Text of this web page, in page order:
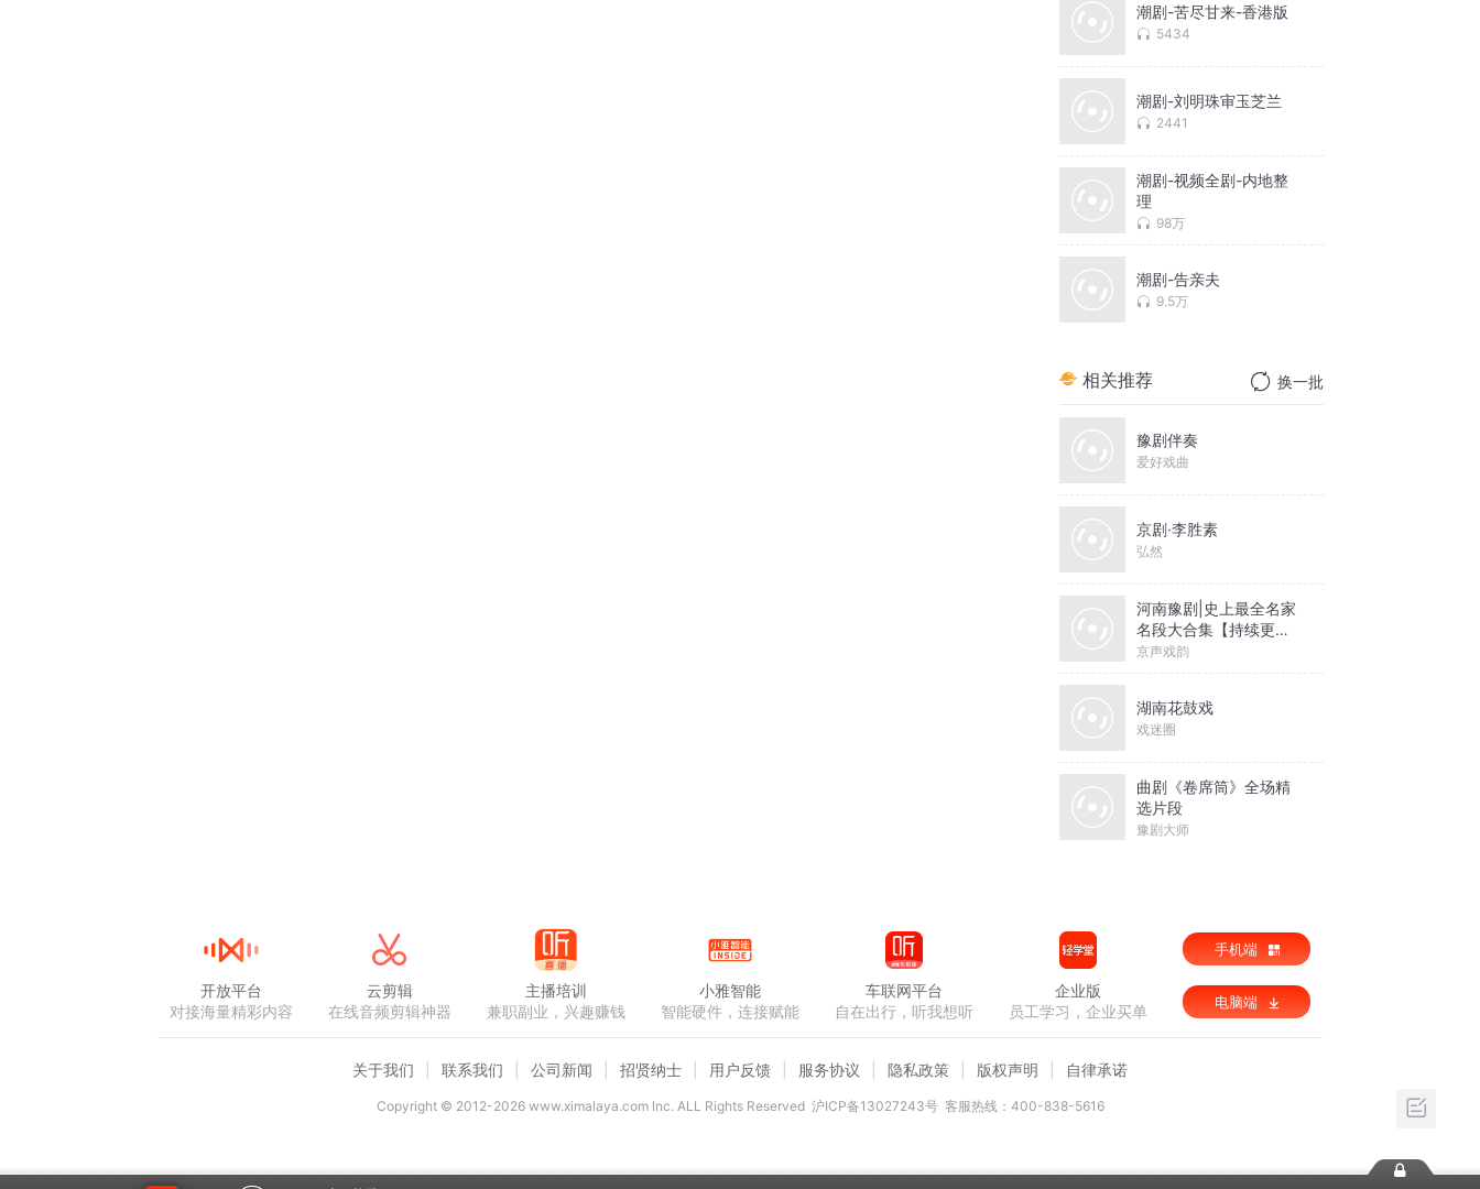
潮剧-苦尽甘来-香港版
5434
潮剧-刘明珠审玉芝兰
2441
潮剧-视频全剧-内地整
理
98万
潮剧-告亲夫
9.5万
相关推荐 换一批
豫剧伴奏
爱好戏曲
京剧·李胜素
弘然
河南豫剧|史上最全名家
名段大合集【持续更
新】
京声戏韵
湖南花鼓戏
戏迷圈
曲剧《卷席筒》全场精
选片段
豫剧大师
开放平台
对接海量精彩内容
云剪辑
在线音频剪辑神器
主播培训
兼职副业，兴趣赚钱
小雅智能
智能硬件，连接赋能
车联网平台
自在出行，听我想听
企业版
员工学习，企业买单
手机端
电脑端
关于我们 联系我们 公司新闻 招贤纳士 用户反馈 服务协议 隐私政策 版权声明 自律承诺
Copyright © 2012-2026www.ximalaya.com lnc. ALL Rights Reserved 沪ICP备13027243号 客服热线：400-838-5616